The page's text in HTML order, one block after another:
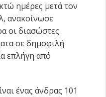
ημέρες μετά τον
ανακοίνωσε
οι διασώστες
σε δημοφιλή
επλήγη από
ένας άνδρας 101